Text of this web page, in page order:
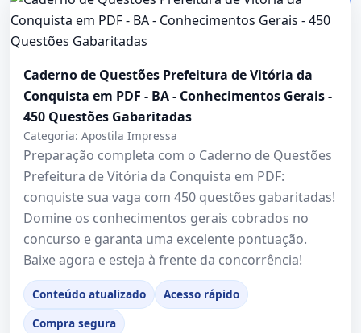
Caderno de Questões Prefeitura de Vitória da
Conquista em PDF - BA - Conhecimentos Gerais -
450 Questões Gabaritadas
Categoria: Apostila Impressa
Preparação completa com o Caderno de Questões
Prefeitura de Vitória da Conquista em PDF:
conquiste sua vaga com 450 questões gabaritadas!
Domine os conhecimentos gerais cobrados no
concurso e garanta uma excelente pontuação.
Baixe agora e esteja à frente da concorrência!
Conteúdo atualizado
Acesso rápido
Compra segura